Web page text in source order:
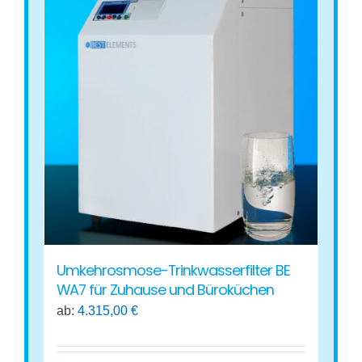
mehrere
Varianten
der
gewählt
werden
Umkehrosmose-Trinkwasserfilter BE
WA7 für Zuhause und Büroküchen
ab:4.315,00€